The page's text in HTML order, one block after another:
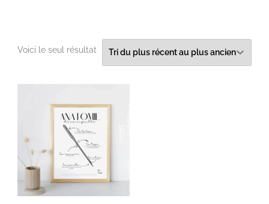
Voici le seul résultat